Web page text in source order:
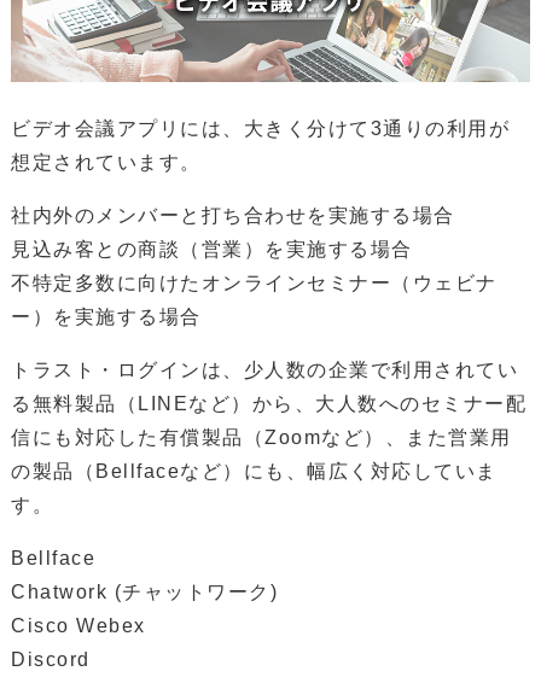
ビデオ会議アプリには、大きく分けて3通りの利用が
想定されています。
社内外のメンバーと打ち合わせを実施する場合
見込み客との商談（営業）を実施する場合
不特定多数に向けたオンラインセミナー（ウェビナ
ー）を実施する場合
トラスト・ログインは、少人数の企業で利用されてい
る無料製品（LINEなど）から、大人数へのセミナー配
信にも対応した有償製品（Zoomなど）、また営業用
の製品（Bellfaceなど）にも、幅広く対応していま
す。
Bellface
Chatwork (チャットワーク)
Cisco Webex
Discord